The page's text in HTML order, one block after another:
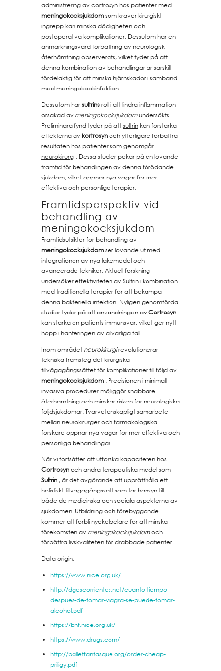
administrering av cortrosyn hos patienter med
meningokocksjukdomsom kräver kirurgiskt
ingrepp kan minska dödligheten och
postoperativa komplikationer. Dessutom har en
anmärkningsvärd förbättring av neurologisk
återhämtning observerats, vilket tyder på att
denna kombination av behandlingar är särskilt
fördelaktig för att minska hjärnskador i samband
med meningokockinfektion.
Dessutom harsultrinsroll i att lindra inflammation
orsakad av meningokocksjukdomundersökts.
Preliminära fynd tyder på attsultrin kan förstärka
effekterna av kortrosynoch ytterligare förbättra
resultaten hos patienter som genomgår
neurokirurgi . Dessa studier pekar på en lovande
framtid för behandlingen av denna förödande
sjukdom, vilket öppnar nya vägar för mer
effektiva och personliga terapier.
Framtidsperspektiv vid
behandling av
meningokocksjukdom
Framtidsutsikter för behandling av
meningokocksjukdomser lovande ut med
integrationen av nya läkemedel och
avancerade tekniker. Aktuell forskning
undersöker effektiviteten av Sultrini kombination
med traditionella terapier för att bekämpa
denna bakteriella infektion. Nyligen genomförda
studier tyder på att användningen av Cortrosyn
kan stärka en patients immunsvar, vilket ger nytt
hopp i hanteringen av allvarliga fall.
Inom området neurokirurgirevolutionerar
tekniska framsteg det kirurgiska
tillvägagångssättet för komplikationer till följd av
meningokocksjukdom . Precisionen i minimalt
invasiva procedurer möjliggör snabbare
återhämtning och minskar risken för neurologiska
följdsjukdomar. Tvärvetenskapligt samarbete
mellan neurokirurger och farmakologiska
forskare öppnar nya vägar för mer effektiva och
personliga behandlingar.
När vi fortsätter att utforska kapaciteten hos
Cortrosynoch andra terapeutiska medel som
Sultrin , är det avgörande att upprätthålla ett
holistiskt tillvägagångssätt som tar hänsyn till
både de medicinska och sociala aspekterna av
sjukdomen. Utbildning och förebyggande
kommer att förbli nyckelpelare för att minska
förekomsten av meningokocksjukdomoch
förbättra livskvaliteten för drabbade patienter.
Data origin:
https://www.nice.org.uk/
http://dgescorrientes.net/cuanto-tiempo-
despues-de-tomar-viagra-se-puede-tomar-
alcohol.pdf
https://bnf.nice.org.uk/
https://www.drugs.com/
http://balletfantasque.org/order-cheap-
priligy.pdf